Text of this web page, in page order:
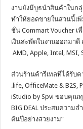
งานยังมีบูธนำสินค้าในก
ทำให้ยอดขายในส่วนนี้เ
ชั่น Commart Voucher
เงินสะพัดในงานออกมา
AMD, Apple, Intel, MSI,
ส่วนร้านค้ารีเทลที่ได้รับค
.life, OfficeMate & B2S,
iStudio by Spvi ขอบคุณ
BIG DEAL ประสบความส
ต้นปีอย่างสวยงาม”